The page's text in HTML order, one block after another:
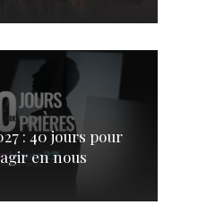
: 40 jours pour
en nous